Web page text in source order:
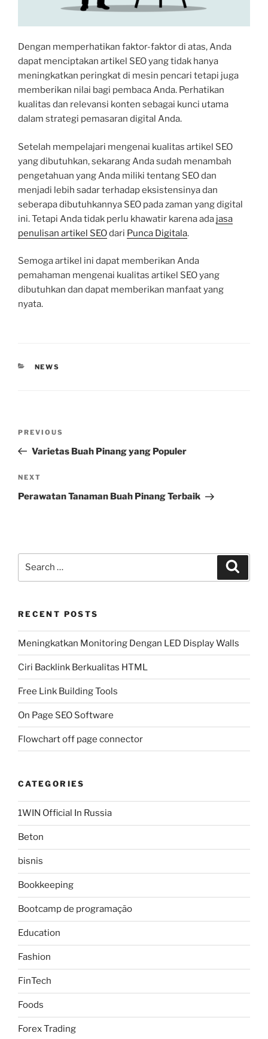
Dengan memperhatikan faktor-faktor di atas, Anda
dapat menciptakan artikel SEO yang tidak hanya
meningkatkan peringkat di mesin pencari tetapi juga
memberikan nilai bagi pembaca Anda. Perhatikan
kualitas dan relevansi konten sebagai kunci utama
dalam strategi pemasaran digital Anda.
Setelah mempelajari mengenai kualitas artikel SEO
yang dibutuhkan, sekarang Anda sudah menambah
pengetahuan yang Anda miliki tentang SEO dan
menjadi lebih sadar terhadap eksistensinya dan
seberapa dibutuhkannya SEO pada zaman yang digital
ini. Tetapi Anda tidak perlu khawatir karena ada jasa
penulisan artikel SEOdari Punca Digitala.
Semoga artikel ini dapat memberikan Anda
pemahaman mengenai kualitas artikel SEO yang
dibutuhkan dan dapat memberikan manfaat yang
nyata.
CATEGORIES
NEWS
Previous
Post
PREVIOUS
Varietas Buah Pinang yang Populer
Next
Post
NEXT
Perawatan Tanaman Buah Pinang Terbaik
RECENT POSTS
Meningkatkan Monitoring Dengan LED Display Walls
Ciri Backlink Berkualitas HTML
Free Link Building Tools
On Page SEO Software
Flowchart off page connector
CATEGORIES
1WIN Official In Russia
Beton
bisnis
Bookkeeping
Bootcamp de programação
Education
Fashion
FinTech
Foods
Forex Trading